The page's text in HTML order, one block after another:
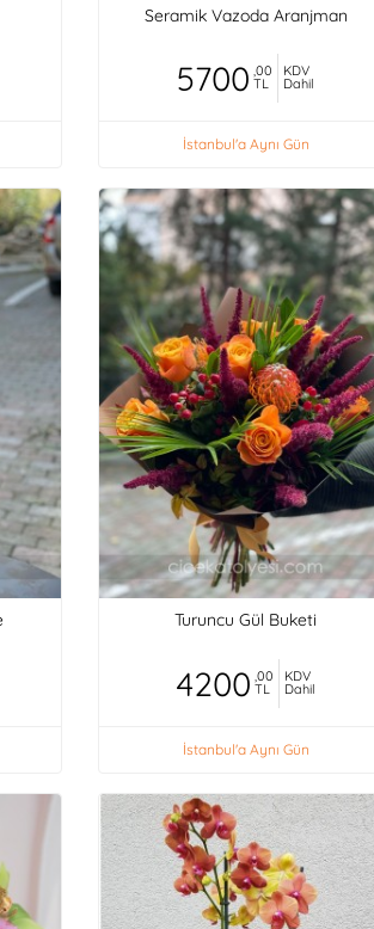
Seramik Vazoda Aranjman
5700 ,00
TL
KDV
Dahil
İstanbul'a Aynı Gün
Turuncu Gül Buketi
4200 ,00
TL
KDV
Dahil
İstanbul'a Aynı Gün